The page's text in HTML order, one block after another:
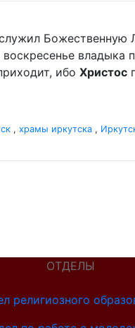
Божественную
воскресенье владыка
ибо Христос
, храмы иркутска ,
ОТДЕЛЫ
религиозного